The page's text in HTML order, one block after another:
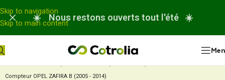
Panneau de gestion des cookies
Skip to navigation
Skip to main content
☀️ Nous restons ouverts tout l'été ☀️
Accueil Nos réparations
Réparation compteur automobile
Compteur OPEL ZAFIRA B (2005 - 2014)